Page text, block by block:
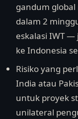
gandum
dalam 2
eskalasi IWT —
ke Indonesia
Risiko yang
India atau
untuk proyek
unilateral